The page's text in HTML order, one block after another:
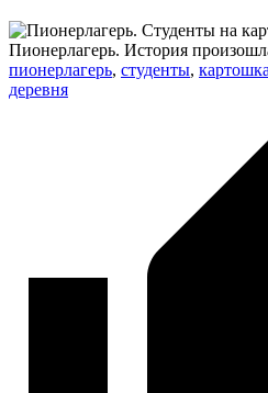
Пионерлагерь. История
пионерлагерь, студенты, картошка
деревня